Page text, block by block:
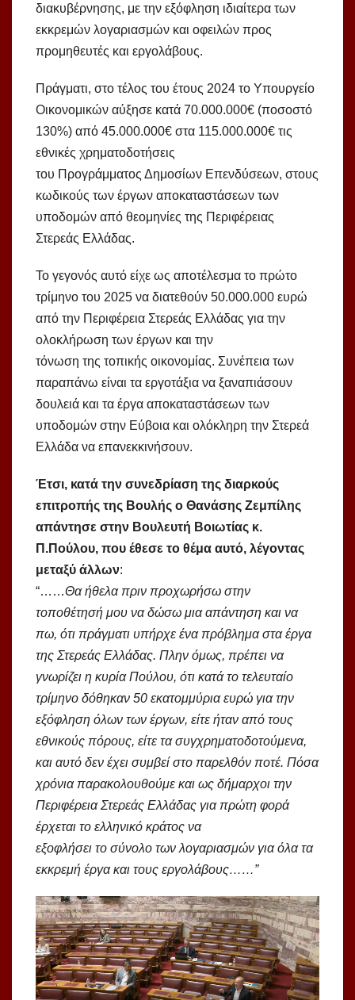
διακυβέρνησης, με την εξόφληση ιδιαίτερα των
εκκρεμών λογαριασμών και οφειλών προς
προμηθευτές και εργολάβους.
Πράγματι, στο τέλος του έτους 2024 το Υπουργείο
Οικονομικών αύξησε κατά 70.000.000€ (ποσοστό
130%) από 45.000.000€ στα 115.000.000€ τις
εθνικές χρηματοδοτήσεις
του Προγράμματος Δημοσίων Επενδύσεων, στους
κωδικούς των έργων αποκαταστάσεων των
υποδομών από θεομηνίες της Περιφέρειας
Στερεάς Ελλάδας.
Το γεγονός αυτό είχε ως αποτέλεσμα το πρώτο
τρίμηνο του 2025 να διατεθούν 50.000.000 ευρώ
από την Περιφέρεια Στερεάς Ελλάδας για την
ολοκλήρωση των έργων και την
τόνωση της τοπικής οικονομίας. Συνέπεια των
παραπάνω είναι τα εργοτάξια να ξαναπιάσουν
δουλειά και τα έργα αποκαταστάσεων των
υποδομών στην Εύβοια και ολόκληρη την Στερεά
Ελλάδα να επανεκκινήσουν.
Έτσι, κατά την συνεδρίαση της διαρκούς
επιτροπής της Βουλής ο Θανάσης Ζεμπίλης
απάντησε στην Βουλευτή Βοιωτίας κ.
Π.Πούλου, που έθεσε το θέμα αυτό, λέγοντας
μεταξύ άλλων:
“……Θα ήθελα πριν προχωρήσω στην
τοποθέτησή μου να δώσω μια απάντηση και να
πω, ότι πράγματι υπήρχε ένα πρόβλημα στα έργα
της Στερεάς Ελλάδας. Πλην όμως, πρέπει να
γνωρίζει η κυρία Πούλου, ότι κατά το τελευταίο
τρίμηνο δόθηκαν 50 εκατομμύρια ευρώ για την
εξόφληση όλων των έργων, είτε ήταν από τους
εθνικούς πόρους, είτε τα συγχρηματοδοτούμενα,
και αυτό δεν έχει συμβεί στο παρελθόν ποτέ. Πόσα
χρόνια παρακολουθούμε και ως δήμαρχοι την
Περιφέρεια Στερεάς Ελλάδας για πρώτη φορά
έρχεται το ελληνικό κράτος να
εξοφλήσει το σύνολο των λογαριασμών για όλα τα
εκκρεμή έργα και τους εργολάβους……”